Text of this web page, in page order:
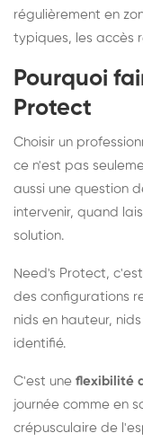
régulièrement en
typiques, les accès
Pourquoi
Protect
Choisir un
ce n'est pas
aussi une question
intervenir, quand
solution.
Need's Protect,
des configurations
nids en hauteur,
identifié.
C'est une flexibilité
journée comme en
crépusculaire de